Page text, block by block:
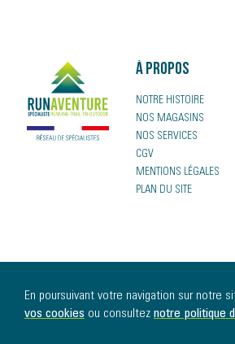
À propos
NOTRE HISTOIRE
NOS MAGASINS
NOS SERVICES
CGV
MENTIONS LÉGALES
PLAN DU SITE
En poursuivant votre navigation sur
vos cookies ou consultez notre politique